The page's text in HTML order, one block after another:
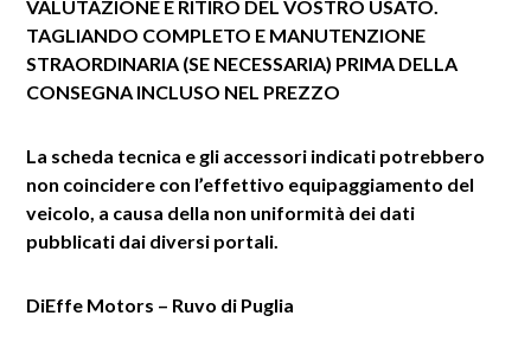
VALUTAZIONE E RITIRO DEL VOSTRO USATO.
TAGLIANDO COMPLETO E MANUTENZIONE
STRAORDINARIA (SE NECESSARIA) PRIMA DELLA
CONSEGNA INCLUSO NEL PREZZO
La scheda tecnica e gli accessori indicati potrebbero
non coincidere con l’effettivo equipaggiamento del
veicolo, a causa della non uniformità dei dati
pubblicati dai diversi portali.
DiEffe Motors – Ruvo di Puglia